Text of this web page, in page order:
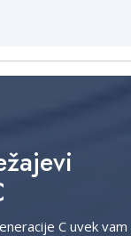
C uvek vam